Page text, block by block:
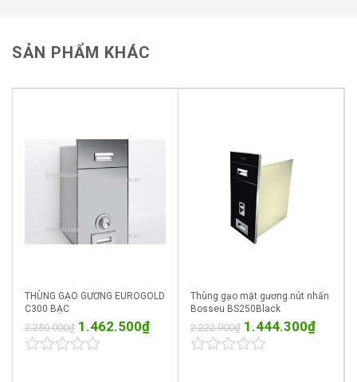
SẢN PHẨM KHÁC
THÙNG GẠO GƯƠNG EUROGOLD
C300 BẠC
2.250.000₫ 1.462.500₫
Thùng gạo mặt gương nút nhấn
Bosseu BS250Black
2.222.000₫ 1.444.300₫